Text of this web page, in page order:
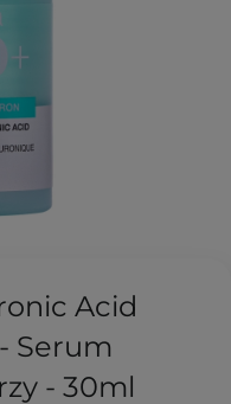
Acid
Serum
- 30ml